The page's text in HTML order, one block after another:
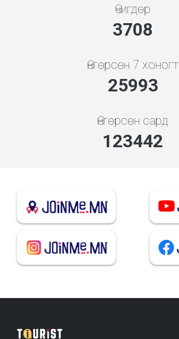
Өчигдөр
4279
Өнгөрсөн 7 хоногт
29992
Өнгөрсөн сард
142433